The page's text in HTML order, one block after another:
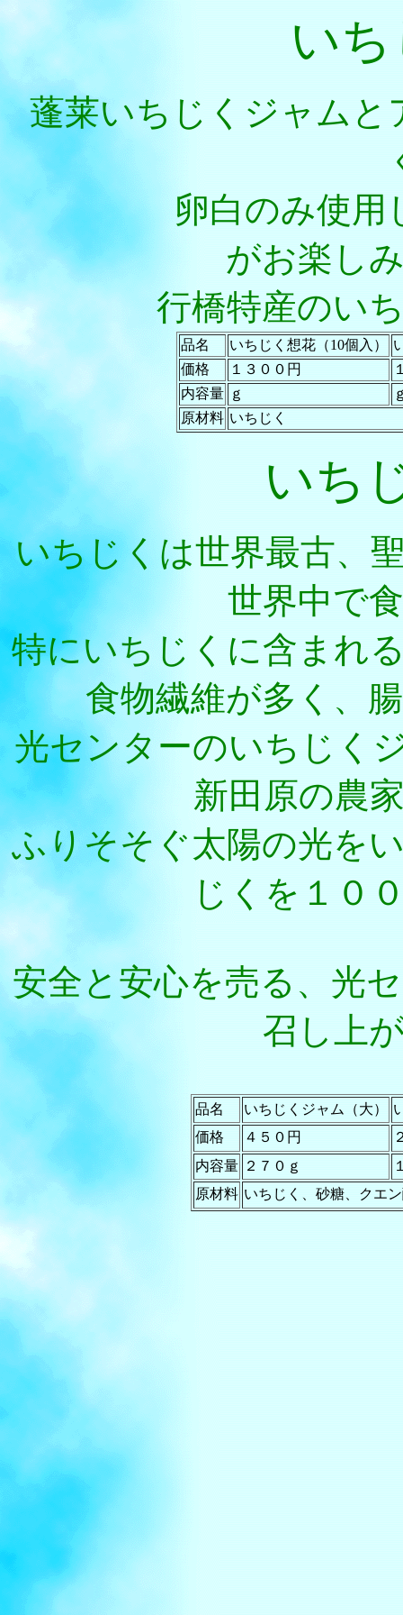
い
蓬莱いちじくジャムと
卵白のみ使用
がお楽し
行橋特産のい
品名 いちじく想花（10個入）
価格
１３００円
内容量 ｇ
原材料 いちじく
いち
いちじくは世界最古、
世界中で
特にいちじくに含まれ
食物繊維が多く、
光センターのいちじく
新田原の農
ふりそそぐ太陽の光を
じくを１０
安全と安心を売る、光
召し上
品名 いちじくジャム（大）
価格
４５０円
内容量 ２７０ｇ
原材料 いちじく、砂糖、クエ